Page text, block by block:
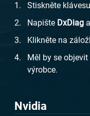
Stiskněte klávesu
Napište DxDiag
Klikněte na
Měl by se
výrobce.
Nvidia